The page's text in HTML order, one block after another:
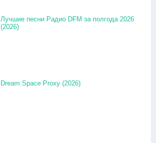
Лучшие песни Радио DFM за полгода 2026
(2026)
Dream Space Proxy (2026)